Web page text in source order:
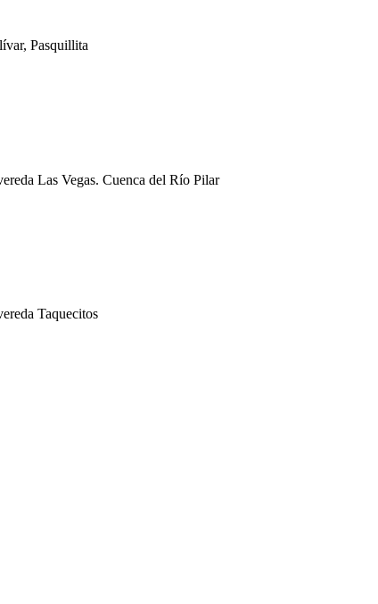
Pasquillita
Las Vegas. Cuenca del Río Pilar
Taquecitos